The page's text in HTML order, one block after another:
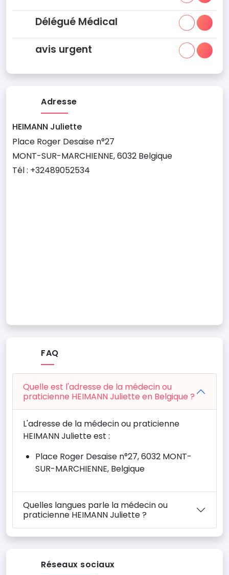
Délégué Médical
avis urgent
Adresse
HEIMANN Juliette
Place Roger Desaise n°27
MONT-SUR-MARCHIENNE, 6032 Belgique
Tél : +32489052534
FAQ
Quelle est l'adresse de la médecin ou
praticienne HEIMANN Juliette en Belgique ?
L'adresse de la médecin ou praticienne
HEIMANN Juliette est :
Place Roger Desaise n°27, 6032 MONT-
SUR-MARCHIENNE, Belgique
Quelles langues parle la médecin ou
praticienne HEIMANN Juliette ?
Réseaux sociaux